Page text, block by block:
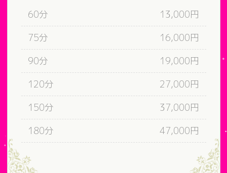
60分
13,000円
75分
16,000円
90分
19,000円
120分
27,000円
150分
37,000円
180分
47,000円